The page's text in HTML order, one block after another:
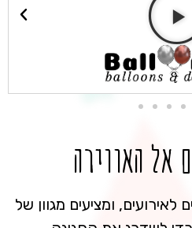
אל האווירה
לאירועים, ומציעים מגוון של